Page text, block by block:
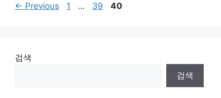
← Previous Page
1 … Page
39 Page
40
검색
검색